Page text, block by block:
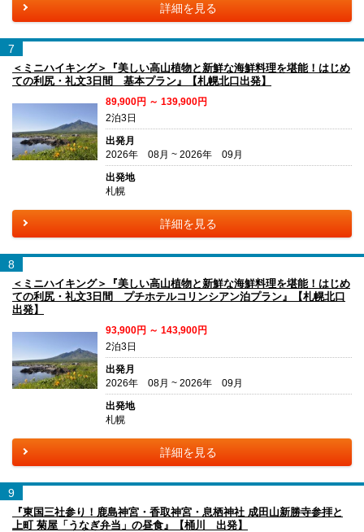
詳細を見る
7
＜ミニハイキング＞『美しい高山植物と新鮮な海鮮料理を堪能！はじめ
ての利尻・礼文3日間 基本プラン』【札幌北口出発】
89,900円 ～ 139,900円
2泊3日
出発月
2026年 08月 ~ 2026年 09月
出発地
札幌
詳細を見る
8
＜ミニハイキング＞『美しい高山植物と新鮮な海鮮料理を堪能！はじめ
ての利尻・礼文3日間 プチホテルコリンシアン泊プラン』【札幌北口
出発】
93,900円 ～ 143,900円
2泊3日
出発月
2026年 08月 ~ 2026年 09月
出発地
札幌
詳細を見る
9
『東国三社参り！鹿島神宮・香取神宮・息栖神社 成田山新勝寺参拝と
上町 菊屋「うなぎ弁当」の昼食』【桶川 出発】